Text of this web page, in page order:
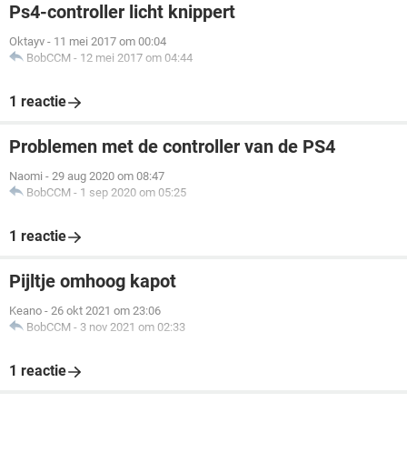
Ps4-controller licht knippert
Oktayv - 11 mei 2017 om 00:04
BobCCM - 12 mei 2017 om 04:44
1 reactie
Problemen met de controller van de PS4
Naomi - 29 aug 2020 om 08:47
BobCCM - 1 sep 2020 om 05:25
1 reactie
Pijltje omhoog kapot
Keano - 26 okt 2021 om 23:06
BobCCM - 3 nov 2021 om 02:33
1 reactie